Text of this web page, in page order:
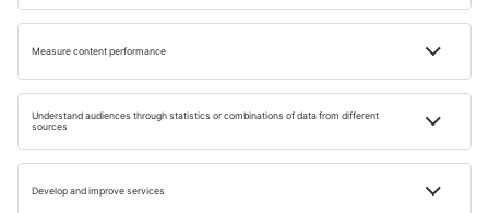
Miért érdemes Ciprusra utazni húsvétkor?
Hová érdemes menni májusban?
Miért látogassunk el Dubrovnikba pünkösdkor?